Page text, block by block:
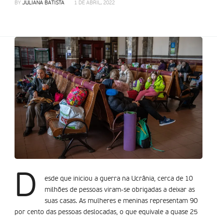
BY JULIANA BATISTA 1 DE ABRIL, 2022
D
esde que iniciou a guerra na Ucrânia, cerca de 10
milhões de pessoas viram-se obrigadas a deixar as
suas casas. As mulheres e meninas representam 90
por cento das pessoas deslocadas, o que equivale a quase 25